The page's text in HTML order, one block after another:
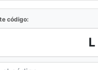
código: